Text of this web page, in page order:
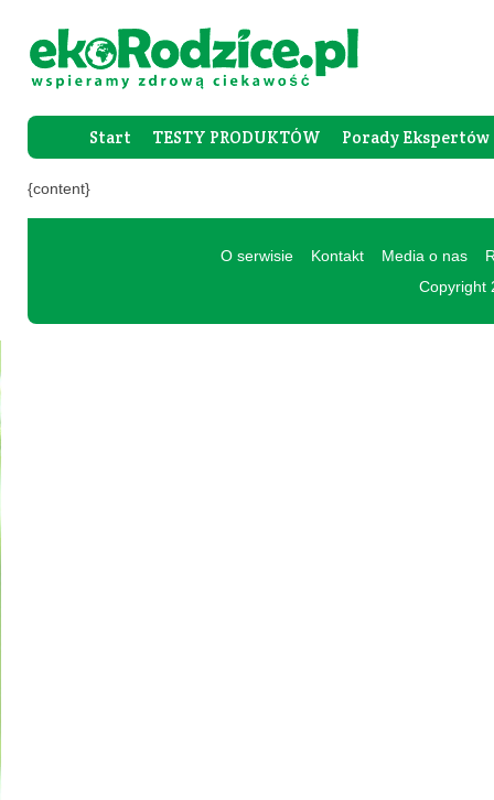
Start TESTY PRODUKTÓW Porady Ekspertów
{content}
O serwisie Kontakt Media o nas
Copyright